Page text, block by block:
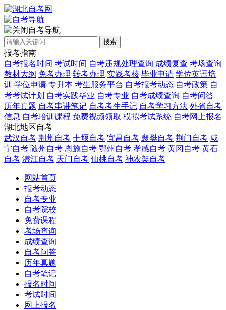
自考导航
搜索
报考指南
自考报名时间 考试时间 自考违规处理查询 成绩复查 考场查询
教材大纲 免考办理 转考办理 实践考核 毕业申请 学位英语培
训 学位申请 专升本 考生服务平台 自考报考动态 自考政策 自
考考试计划 自考实践毕业 自考专业 自考成绩查询 自考问答
历年真题 自考串讲笔记 自考考生手记 自考学习方法 外省自考
信息 自考培训课程 免费视频领取 模拟考试系统 自考网上报名
湖北地区自考
武汉自考 荆州自考 十堰自考 宜昌自考 襄樊自考 荆门自考 咸
宁自考 随州自考 恩施自考 鄂州自考 孝感自考 黄冈自考 黄石
自考 潜江自考 天门自考 仙桃自考 神农架自考
网站首页
报考动态
自考专业
自考院校
免费课程
考场查询
成绩查询
自考问答
历年真题
自考笔记
报名时间
考试时间
网上报名